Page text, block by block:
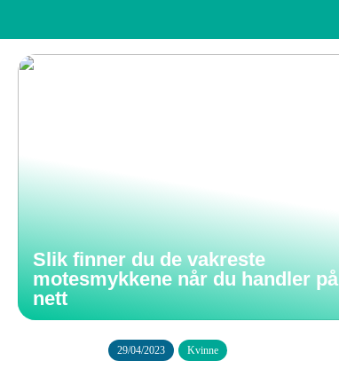
Slik finner du de vakreste
motesmykkene når du handler på
nett
29/04/2023 Kvinne